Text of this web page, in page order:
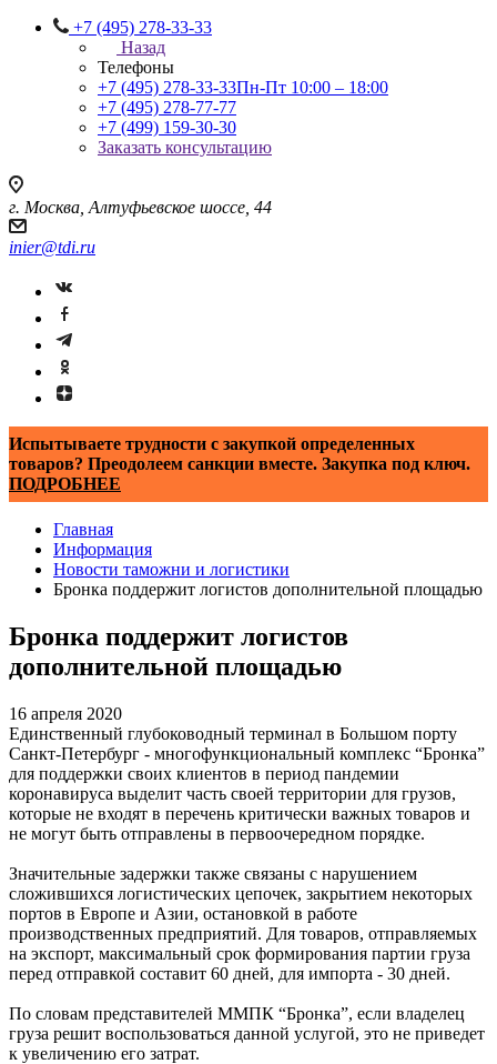
+7 (495) 278-33-33
Назад
Телефоны
+7 (495) 278-33-33Пн-Пт 10:00 – 18:00
+7 (495) 278-77-77
+7 (499) 159-30-30
Заказать консультацию
г. Москва, Алтуфьевское шоссе, 44
inier@tdi.ru
Испытываете трудности с закупкой определенных
товаров? Преодолеем санкции вместе. Закупка под ключ.
ПОДРОБНЕЕ
Главная
Информация
Новости таможни и логистики
Бронка поддержит логистов дополнительной площадью
Бронка поддержит логистов
дополнительной площадью
16 апреля 2020
Единственный глубоководный терминал в Большом порту
Санкт-Петербург - многофункциональный комплекс “Бронка”
для поддержки своих клиентов в период пандемии
коронавируса выделит часть своей территории для грузов,
которые не входят в перечень критически важных товаров и
не могут быть отправлены в первоочередном порядке.
Значительные задержки также связаны с нарушением
сложившихся логистических цепочек, закрытием некоторых
портов в Европе и Азии, остановкой в работе
производственных предприятий. Для товаров, отправляемых
на экспорт, максимальный срок формирования партии груза
перед отправкой составит 60 дней, для импорта - 30 дней.
По словам представителей ММПК “Бронка”, если владелец
груза решит воспользоваться данной услугой, это не приведет
к увеличению его затрат.